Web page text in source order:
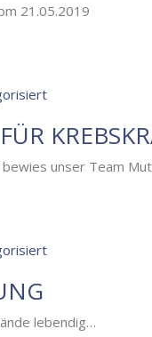
21.05.2019
unser Team
lebendig…